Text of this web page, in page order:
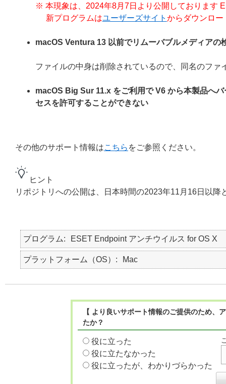
※ 本現象は、2024年8月7日より公開しております
新プログラムはユーザーズサイト からダウンロ
macOS Ventura 13 以前でリムーバブルメディアの
ファイルの中身は削除されているので、同名のファ
macOS Big Sur 11.x をご利用で V6 から本製品へ
セスを許可することができない
その他のサポート情報はこちら をご参照ください。
ヒント
リポジトリへの公開は、日本時間の2023年11月16日以降
プログラム ESET Endpoint アンチウイルス for OS X
プラットフォーム（OS） Mac
【 より良いサポート情報のご提供のため
たか？
役に立った
役に立たなかった
役に立ったが、わかりづらかった